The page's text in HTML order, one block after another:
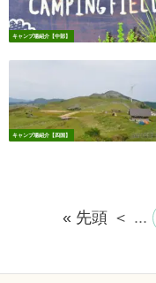
キャンプ場紹介【中部】
キャンプ場紹介【四国】
« 先頭 ＜ ...